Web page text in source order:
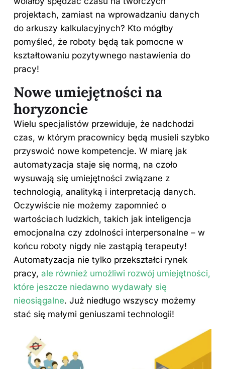
projektach, zamiast na wprowadzaniu danych
do arkuszy kalkulacyjnych? Kto mógłby
pomyśleć, że roboty będą tak pomocne w
kształtowaniu pozytywnego nastawienia do
pracy!
Nowe umiejętności na
horyzoncie
Wielu specjalistów przewiduje, że nadchodzi
czas, w którym pracownicy będą musieli szybko
przyswoić nowe kompetencje. W miarę jak
automatyzacja staje się normą, na czoło
wysuwają się umiejętności związane z
technologią, analityką i interpretacją danych.
Oczywiście nie możemy zapomnieć o
wartościach ludzkich, takich jak inteligencja
emocjonalna czy zdolności interpersonalne – w
końcu roboty nigdy nie zastąpią terapeuty!
Automatyzacja nie tylko przekształci rynek
pracy, ale również umożliwi rozwój umiejętności,
które jeszcze niedawno wydawały się
nieosiągalne. Już niedługo wszyscy możemy
stać się małymi geniuszami technologii!